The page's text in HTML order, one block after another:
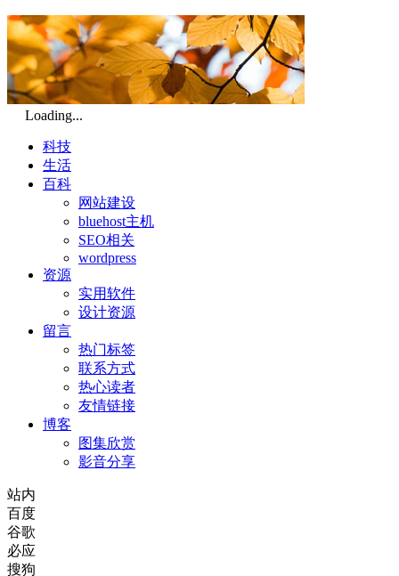
Loading...
科技
生活
百科
网站建设
bluehost主机
SEO相关
wordpress
资源
实用软件
设计资源
留言
热门标签
联系方式
热心读者
友情链接
博客
图集欣赏
影音分享
站内
百度
谷歌
必应
搜狗